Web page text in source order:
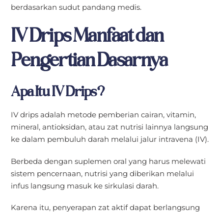
berdasarkan sudut pandang medis.
IV Drips Manfaat dan
Pengertian Dasarnya
Apa Itu IV Drips?
IV drips adalah metode pemberian cairan, vitamin,
mineral, antioksidan, atau zat nutrisi lainnya langsung
ke dalam pembuluh darah melalui jalur intravena (IV).
Berbeda dengan suplemen oral yang harus melewati
sistem pencernaan, nutrisi yang diberikan melalui
infus langsung masuk ke sirkulasi darah.
Karena itu, penyerapan zat aktif dapat berlangsung